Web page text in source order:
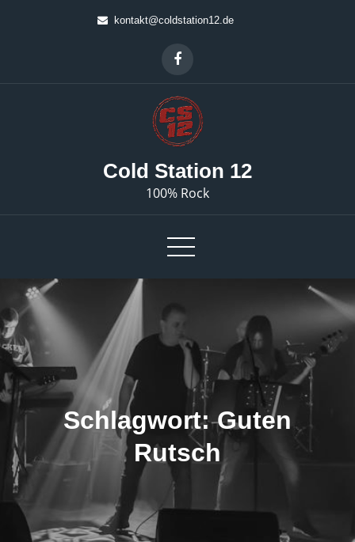
kontakt@coldstation12.de
Cold Station 12
100% Rock
Schlagwort:Guten
Rutsch